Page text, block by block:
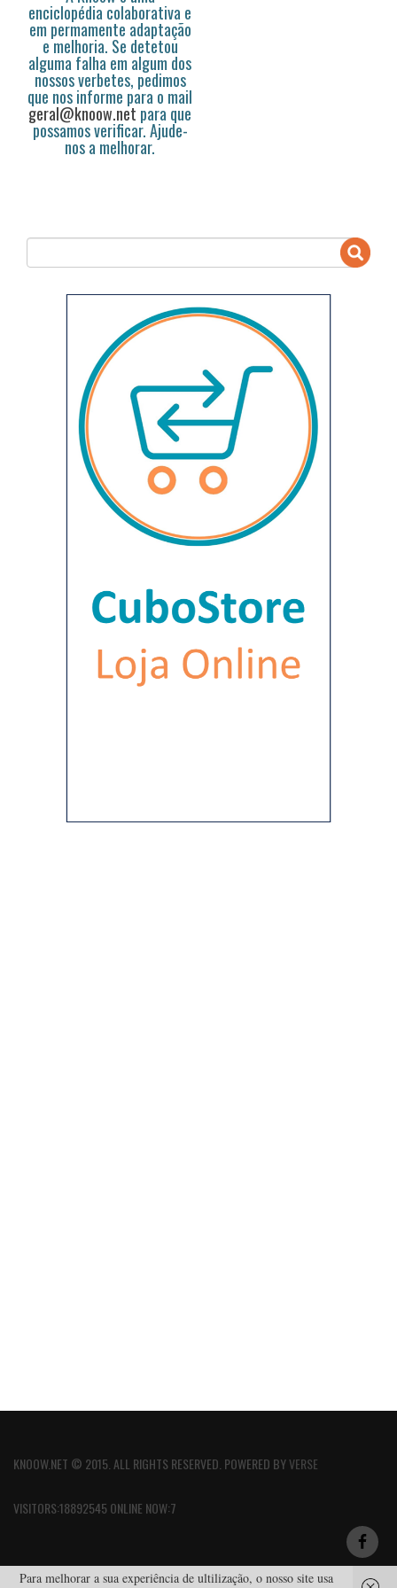
enciclopédia colaborativa e
em permamente adaptação
e melhoria. Se detetou
alguma falha em algum dos
nossos verbetes, pedimos
que nos informe para o mail
geral@knoow.net para que
possamos verificar. Ajude-
nos a melhorar.
KNOOW.NET © 2015. ALL RIGHTS RESERVED. POWERED BYVERSE
VISITORS:18892545 ONLINE NOW:7
Para melhorar a sua experiência de ultilização, o nosso site usa